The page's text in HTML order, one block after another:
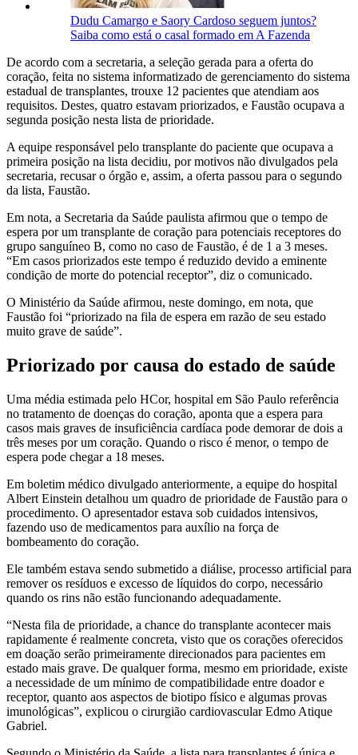
Dudu Camargo e Saory Cardoso seguem juntos?
Saiba como está o casal formado em A Fazenda
De acordo com a secretaria, a seleção gerada para a oferta do
coração, feita no sistema informatizado de gerenciamento do sistema
estadual de transplantes, trouxe 12 pacientes que atendiam aos
requisitos. Destes, quatro estavam priorizados, e Faustão ocupava a
segunda posição nesta lista de prioridade.
A equipe responsável pelo transplante do paciente que ocupava a
primeira posição na lista decidiu, por motivos não divulgados pela
secretaria, recusar o órgão e, assim, a oferta passou para o segundo
da lista, Faustão.
Em nota, a Secretaria da Saúde paulista afirmou que o tempo de
espera por um transplante de coração para potenciais receptores do
grupo sanguíneo B, como no caso de Faustão, é de 1 a 3 meses.
“Em casos priorizados este tempo é reduzido devido a eminente
condição de morte do potencial receptor”, diz o comunicado.
O Ministério da Saúde afirmou, neste domingo, em nota, que
Faustão foi “priorizado na fila de espera em razão de seu estado
muito grave de saúde”.
Priorizado por causa do estado de saúde
Uma média estimada pelo HCor, hospital em São Paulo referência
no tratamento de doenças do coração, aponta que a espera para
casos mais graves de insuficiência cardíaca pode demorar de dois a
três meses por um coração. Quando o risco é menor, o tempo de
espera pode chegar a 18 meses.
Em boletim médico divulgado anteriormente, a equipe do hospital
Albert Einstein detalhou um quadro de prioridade de Faustão para o
procedimento. O apresentador estava sob cuidados intensivos,
fazendo uso de medicamentos para auxílio na força de
bombeamento do coração.
Ele também estava sendo submetido a diálise, processo artificial para
remover os resíduos e excesso de líquidos do corpo, necessário
quando os rins não estão funcionando adequadamente.
“Nesta fila de prioridade, a chance do transplante acontecer mais
rapidamente é realmente concreta, visto que os corações oferecidos
em doação serão primeiramente direcionados para pacientes em
estado mais grave. De qualquer forma, mesmo em prioridade, existe
a necessidade de um mínimo de compatibilidade entre doador e
receptor, quanto aos aspectos de biotipo físico e algumas provas
imunológicas”, explicou o cirurgião cardiovascular Edmo Atique
Gabriel.